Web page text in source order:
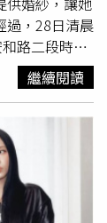
過，28日清晨
路二段時，
倒地，被遊覽
警約2年，平
人原本計畫於
耗讓家屬悲
社群平台發
婚紗店主動
紗協助圓
事婚紗業30
繼續閱讀